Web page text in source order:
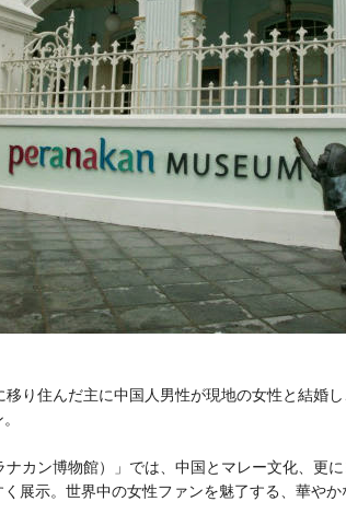
り住んだ主に中国人男性が現地の女性と結婚
カン博物館）
」では、中国とマレー文化、更
展示。世界中の女性ファンを魅了する、華や